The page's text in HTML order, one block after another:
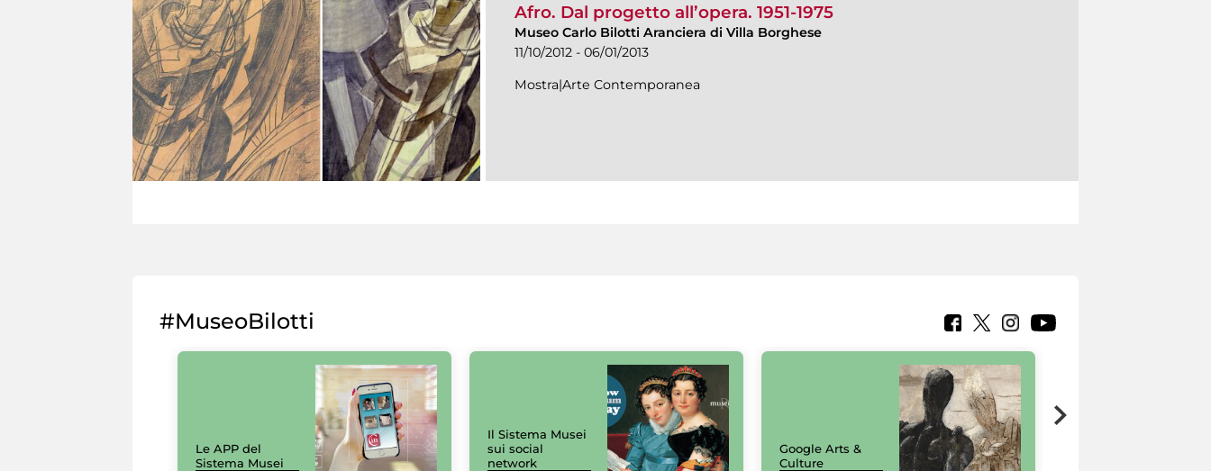
Afro. Dal progetto all’opera. 1951-1975
Museo Carlo Bilotti Aranciera di Villa Borghese
11/10/2012 - 06/01/2013
Mostra|Arte Contemporanea
#MuseoBilotti
Le APP del
Sistema Musei
Il Sistema Musei
sui social
network
Google Arts &
Culture